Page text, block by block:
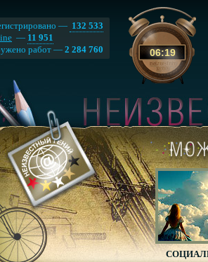
06:19
— 132 533
— 11 951
работ —2 284 760